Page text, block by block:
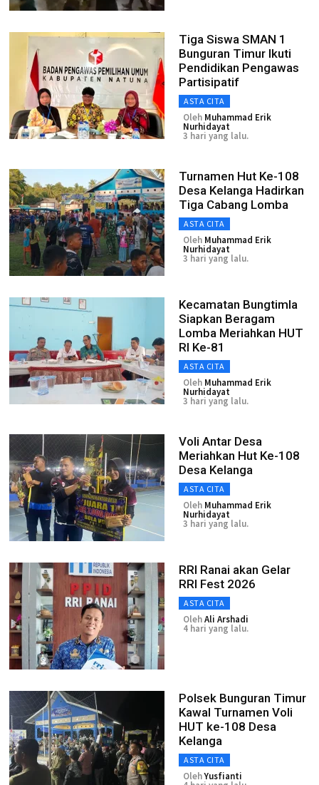
Tiga Siswa SMAN 1
Bunguran Timur Ikuti
Pendidikan Pengawas
Partisipatif
ASTA CITA
Oleh Muhammad Erik
Nurhidayat
3 hari yang lalu.
Turnamen Hut Ke-108
Desa Kelanga Hadirkan
Tiga Cabang Lomba
ASTA CITA
Oleh Muhammad Erik
Nurhidayat
3 hari yang lalu.
Kecamatan Bungtimla
Siapkan Beragam
Lomba Meriahkan HUT
RI Ke-81
ASTA CITA
Oleh Muhammad Erik
Nurhidayat
3 hari yang lalu.
Voli Antar Desa
Meriahkan Hut Ke-108
Desa Kelanga
ASTA CITA
Oleh Muhammad Erik
Nurhidayat
3 hari yang lalu.
RRI Ranai akan Gelar
RRI Fest 2026
ASTA CITA
OlehAli Arshadi
4 hari yang lalu.
Polsek Bunguran Timur
Kawal Turnamen Voli
HUT ke-108 Desa
Kelanga
ASTA CITA
OlehYusfianti